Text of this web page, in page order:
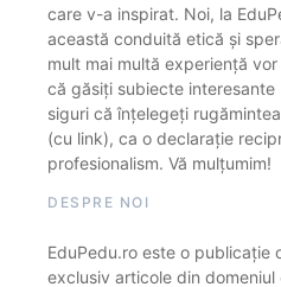
care v-a inspirat. Noi, la
această conduită etică și
mult mai multă experiență
că găsiți subiecte interesante
siguri că înțelegeți
(cu link), ca o declarație
profesionalism. Vă mulțumim!
DESPRE NOI
EduPedu.ro este o publicație
exclusiv articole din